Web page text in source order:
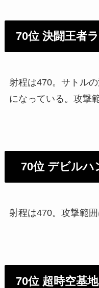
70位 決闘王者
射程は470。サトル
になっている。攻撃
70位 デビルハ
射程は470。攻撃範囲
70位 超時空基